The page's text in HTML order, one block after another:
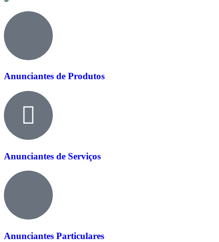
Anunciantes de Produtos
Anunciantes de Serviços
Anunciantes Particulares